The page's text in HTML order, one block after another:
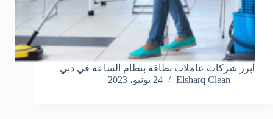
أبرز شركات عاملات نظافة بنظام الساعة في دبي
Elsharq Clean
24 يونيو، 2023